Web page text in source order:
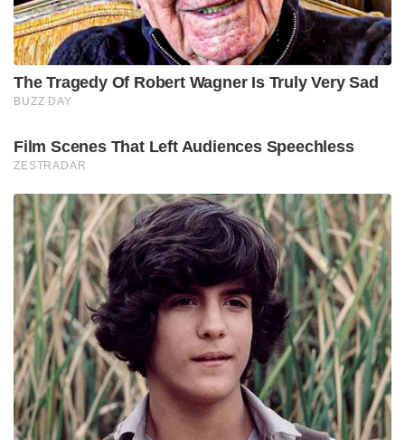
The Tragedy Of Robert Wagner Is Truly Very Sad
BUZZ DAY
Film Scenes That Left Audiences Speechless
ZESTRADAR